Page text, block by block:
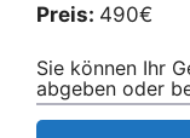
Preis: 490€
Sie können Ihr
abgeben oder